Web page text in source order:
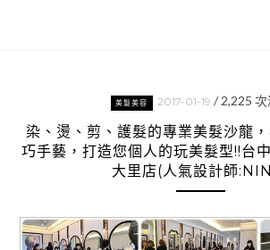
美髮美容 2017-01-19 / 2,225 次
染、燙、剪、護髮的專業美髮沙龍
巧手藝，打造您個人的玩美髮型!!台
大里店(人氣設計師